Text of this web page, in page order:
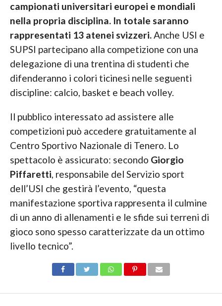
campionati universitari europei e mondiali
nella propria disciplina. In totale saranno
rappresentati 13 atenei svizzeri.Anche USI e
SUPSI partecipano alla competizione con una
delegazione di una trentina di studenti che
difenderanno i colori ticinesi nelle seguenti
discipline: calcio, basket e beach volley.
Il pubblico interessato ad assistere alle
competizioni può accedere gratuitamente al
Centro Sportivo Nazionale di Tenero. Lo
spettacolo è assicurato: secondo Giorgio
Piffaretti, responsabile del Servizio sport
dell’USI che gestirà l’evento, “questa
manifestazione sportiva rappresenta il culmine
di un anno di allenamenti e le sfide sui terreni di
gioco sono spesso caratterizzate da un ottimo
livello tecnico”.